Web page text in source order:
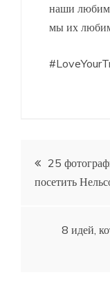
наши
мы их
записям
25
посетить
8 идей,